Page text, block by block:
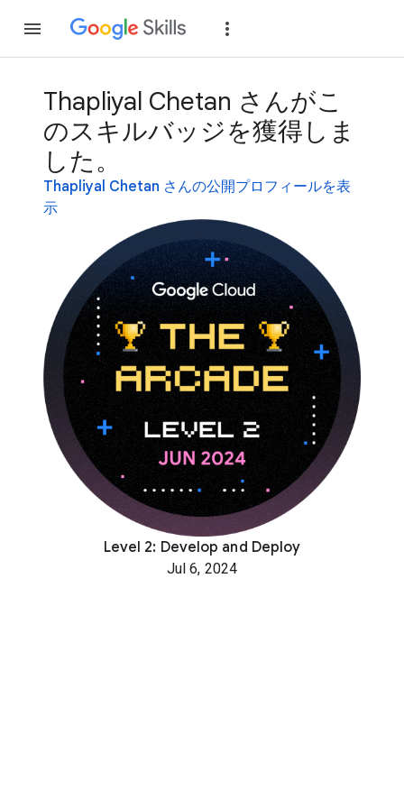
Thapliyal Chetan さんがこ
のスキルバッジを獲得しま
した。
Thapliyal Chetan さんの公開プロフィールを表
示